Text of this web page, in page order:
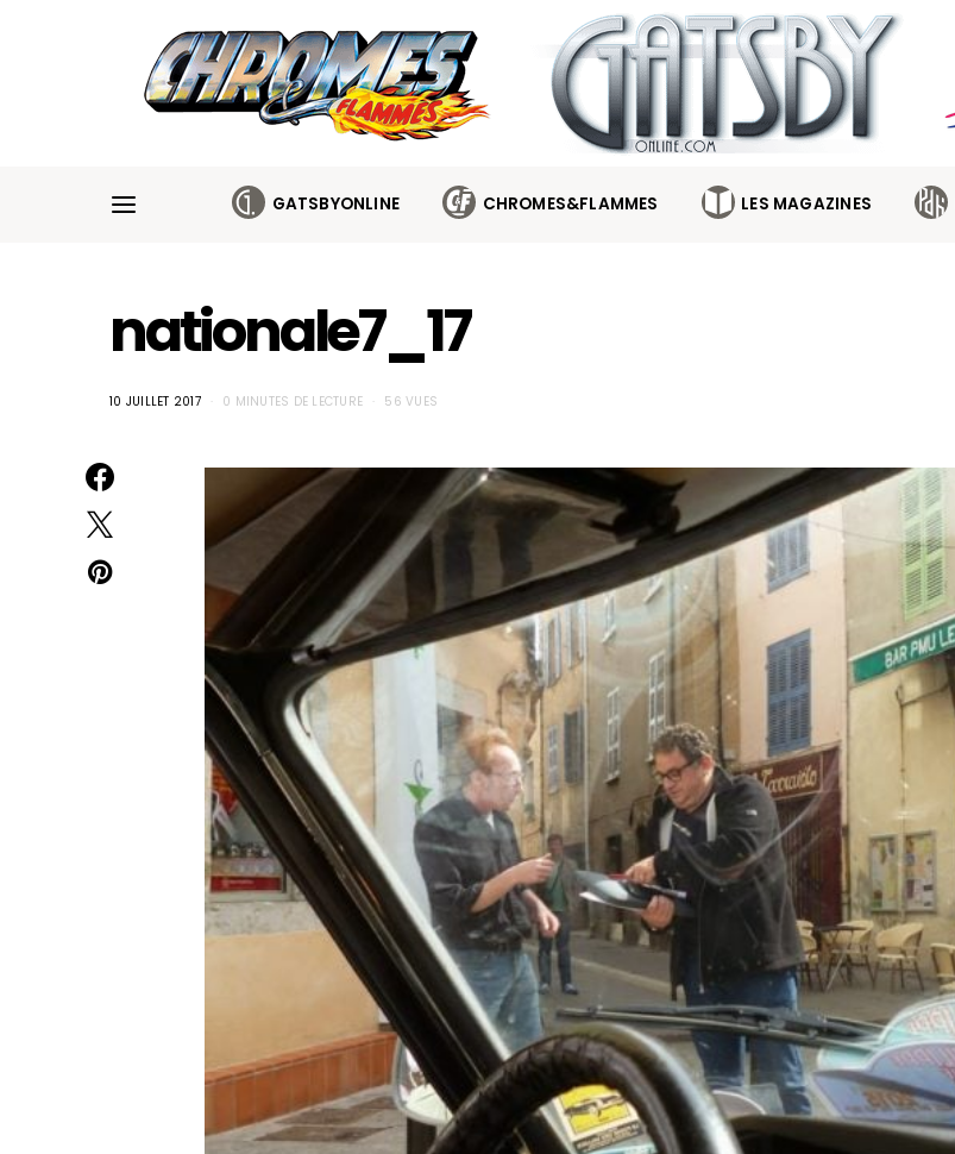
GATSBYONLINE CHROMES&FLAMMES LES MAGAZINES
nationale7_17
10 JUILLET 2017 0 MINUTES DE LECTURE 56 VUES